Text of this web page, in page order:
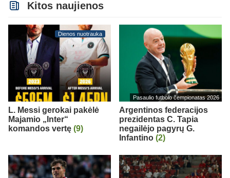
Kitos naujienos
Dienos nuotrauka
L. Messi gerokai pakėlė
Majamio „Inter“
komandos vertę (9)
Pasaulio futbolo čempionatas 2026
Argentinos federacijos
prezidentas C. Tapia
negailėjo pagyrų G.
Infantino (2)